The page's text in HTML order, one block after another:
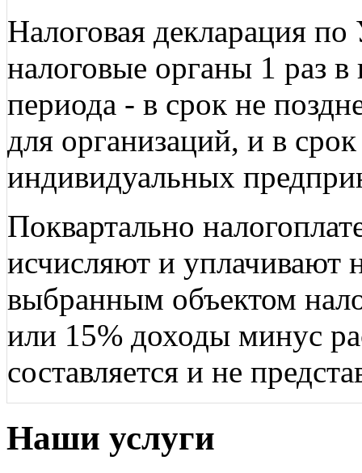
Налоговая декларация
налоговые органы 1 раз
периода - в срок не
для организаций, и в
индивидуальных
Поквартально
исчисляют и уплачивают
выбранным объектом
или 15% доходы минус
составляется и не
Наши услуги